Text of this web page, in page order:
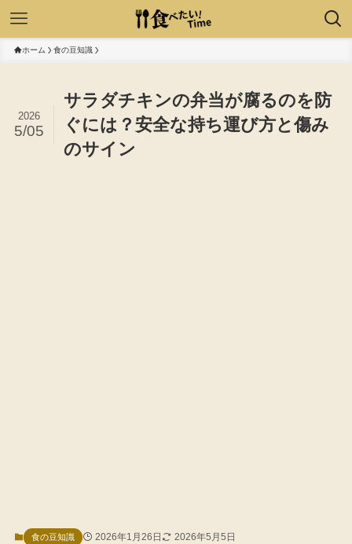
ホーム 食の豆知識
サラダチキンの弁当が腐るのを防
ぐには？安全な持ち運び方と傷み
のサイン
2026
5/05
食の豆知識 2026年1月26日 2026年5月5日